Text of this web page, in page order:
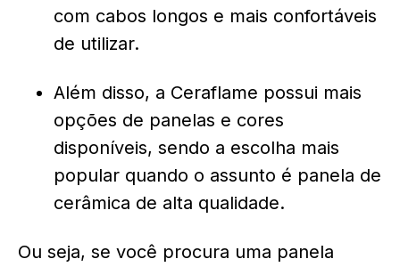
com cabos longos e mais confortáveis
de utilizar.
Além disso, a Ceraflame possui mais
opções de panelas e cores
disponíveis, sendo a escolha mais
popular quando o assunto é panela de
cerâmica de alta qualidade.
Ou seja, se você procura uma panela